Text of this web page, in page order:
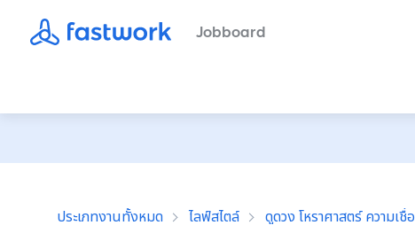
Jobboard
ประเภทงานทั้งหมด ไลฟ์สไตล์ ดูดวง โหราศาสตร์ ความเชื่อ